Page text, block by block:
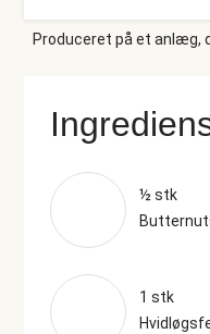
Produceret på et anlæg,
½ stk
1 stk